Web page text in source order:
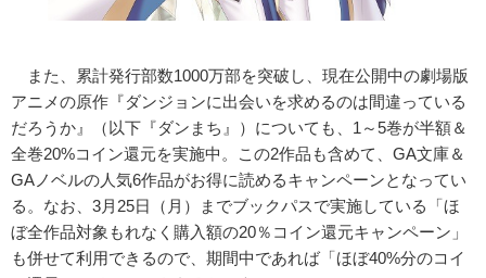
また、累計発行部数1000万部を突破し、現在公開中の劇場版
アニメの原作『ダンジョンに出会いを求めるのは間違っている
だろうか』（以下『ダンまち』）についても、1～5巻が半額＆
全巻20%コイン還元を実施中。この2作品も含めて、GA文庫＆
GAノベルの人気6作品がお得に読めるキャンペーンとなってい
る。なお、3月25日（月）までブックパスで実施している「ほ
ぼ全作品対象もれなく購入額の20％コイン還元キャンペーン」
も併せて利用できるので、期間中であれば「ほぼ40%分のコイ